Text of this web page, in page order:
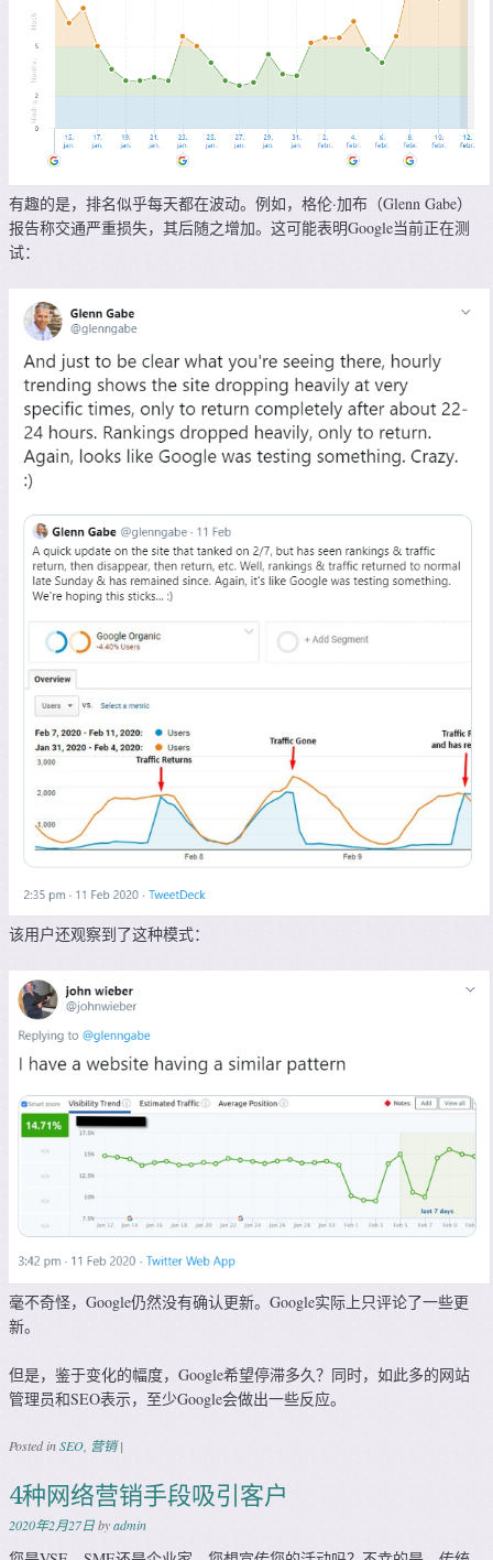
有趣的是，排名似乎每天都在波动。例如，格伦·加布（Glenn Gabe）
报告称交通严重损失，其后随之增加。这可能表明Google当前正在测
试：
该用户还观察到了这种模式：
毫不奇怪，Google仍然没有确认更新。Google实际上只评论了一些更
新。
但是，鉴于变化的幅度，Google希望停滞多久？同时，如此多的网站
管理员和SEO表示，至少Google会做出一些反应。
Posted inSEO, 营销 |
4种网络营销手段吸引客户
2020年2月27日byadmin